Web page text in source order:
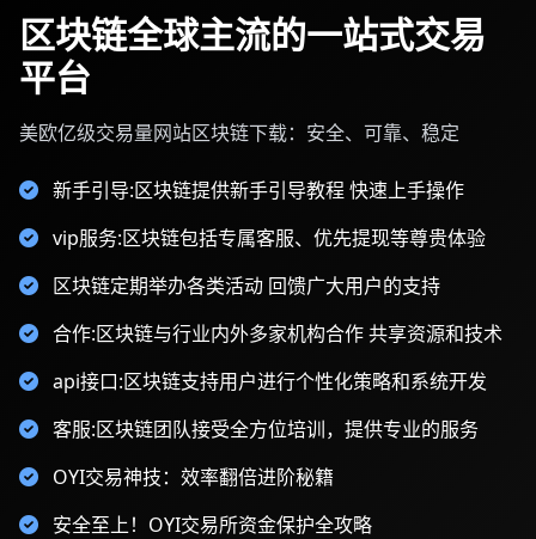
区块链全球主流的一站式交易
平台
美欧亿级交易量网站区块链下载：安全、可靠、稳定
新手引导:区块链提供新手引导教程 快速上手操作
vip服务:区块链包括专属客服、优先提现等尊贵体验
区块链定期举办各类活动 回馈广大用户的支持
合作:区块链与行业内外多家机构合作 共享资源和技术
api接口:区块链支持用户进行个性化策略和系统开发
客服:区块链团队接受全方位培训，提供专业的服务
OYI交易神技：效率翻倍进阶秘籍
安全至上！OYI交易所资金保护全攻略